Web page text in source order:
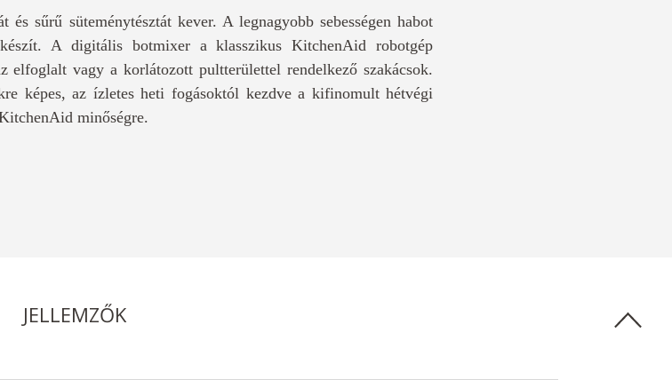
és sűrű süteménytésztát kever. A legnagyobb sebességen habot
A digitális botmixer a klasszikus KitchenAid robotgép
elfoglalt vagy a korlátozott pultterülettel rendelkező szakácsok.
képes, az ízletes heti fogásoktól kezdve a kifinomult hétvégi
minőségre.
JELLEMZŐK